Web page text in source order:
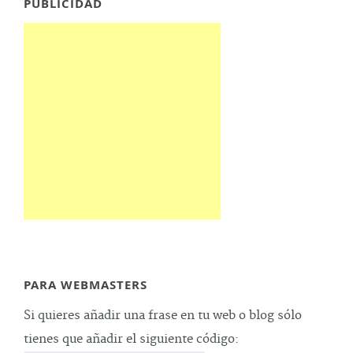
PUBLICIDAD
PARA WEBMASTERS
Si quieres añadir una frase en tu web o blog sólo
tienes que añadir el siguiente código: